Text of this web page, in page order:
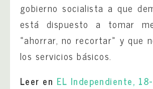
gobierno socialista a que
está dispuesto a tomar
«ahorrar, no recortar» y que
los servicios básicos.
Leer en EL Independiente,